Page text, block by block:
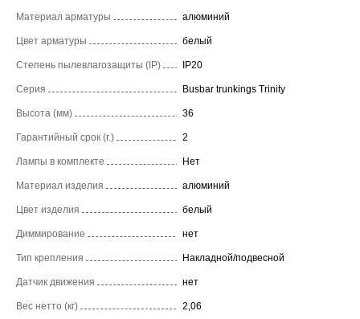
Материал арматуры алюминий
Цвет арматуры белый
Степень пылевлагозащиты (IP) IP20
Серия Busbar trunkings Trinity
Высота (мм) 36
Гарантийный срок (г.) 2
Лампы в комплекте Нет
Материал изделия алюминий
Цвет изделия белый
Диммирование нет
Тип крепления Накладной/подвесной
Датчик движения нет
Вес нетто (кг) 2,06